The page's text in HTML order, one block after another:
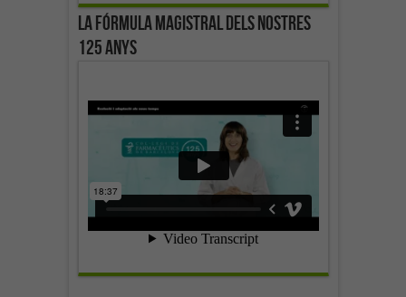
La fórmula magistral dels nostres
125 anys